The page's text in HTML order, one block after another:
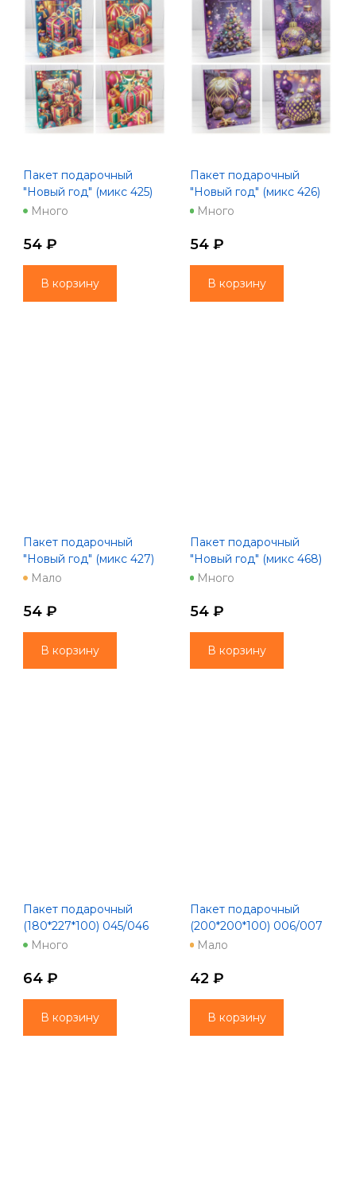
Пакет подарочный
"Новый год" (микс 425)
26*32*10 210г 1/20 1/240
Много
54 ₽
В корзину
Пакет подарочный
"Новый год" (микс 426)
26*32*10 210г 1/20 1/240
Много
54 ₽
В корзину
Пакет подарочный
"Новый год" (микс 427)
26*32*10 210г 1/20 1/240
Мало
54 ₽
В корзину
Пакет подарочный
"Новый год" (микс 468)
26*32*10 210г 1/20 1/240
Много
54 ₽
В корзину
Пакет подарочный
(180*227*100) 045/046
mix MC
Много
64 ₽
В корзину
Пакет подарочный
(200*200*100) 006/007
Q 20
Мало
42 ₽
В корзину